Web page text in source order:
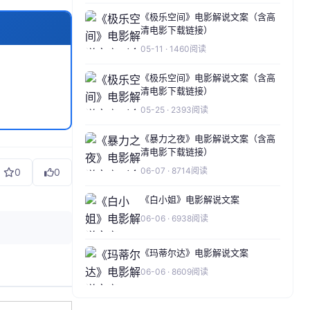
0 0
《极乐空间》电影解说文案（含高
清电影下载链接）
05-11 · 1460阅读
《极乐空间》电影解说文案（含高
清电影下载链接）
05-25 · 2393阅读
《暴力之夜》电影解说文案（含高
清电影下载链接）
06-07 · 8714阅读
《白小姐》电影解说文案
06-06 · 6938阅读
《玛蒂尔达》电影解说文案
06-06 · 8609阅读